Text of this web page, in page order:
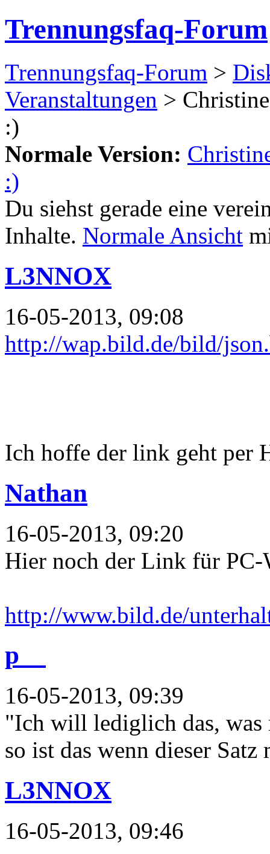
Trennungsfaq-Forum
Trennungsfaq-Forum >
Veranstaltungen >
:)
Normale Version:
:)
Du siehst gerade eine
Inhalte. Normale Ansicht
L3NNOX
16-05-2013, 09:08
http://wap.bild.de/bild/
Ich hoffe der link geht per
Nathan
16-05-2013, 09:20
Hier noch der Link für PC-
http://www.bild.de/
p__
16-05-2013, 09:39
"Ich will lediglich das, was
so ist das wenn dieser
L3NNOX
16-05-2013, 09:46